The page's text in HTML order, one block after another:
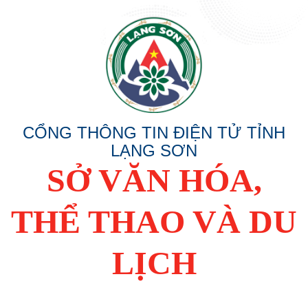
CỔNG THÔNG TIN ĐIỆN TỬ TỈNH
LẠNG SƠN
SỞ VĂN HÓA,
THỂ THAO VÀ DU
LỊCH